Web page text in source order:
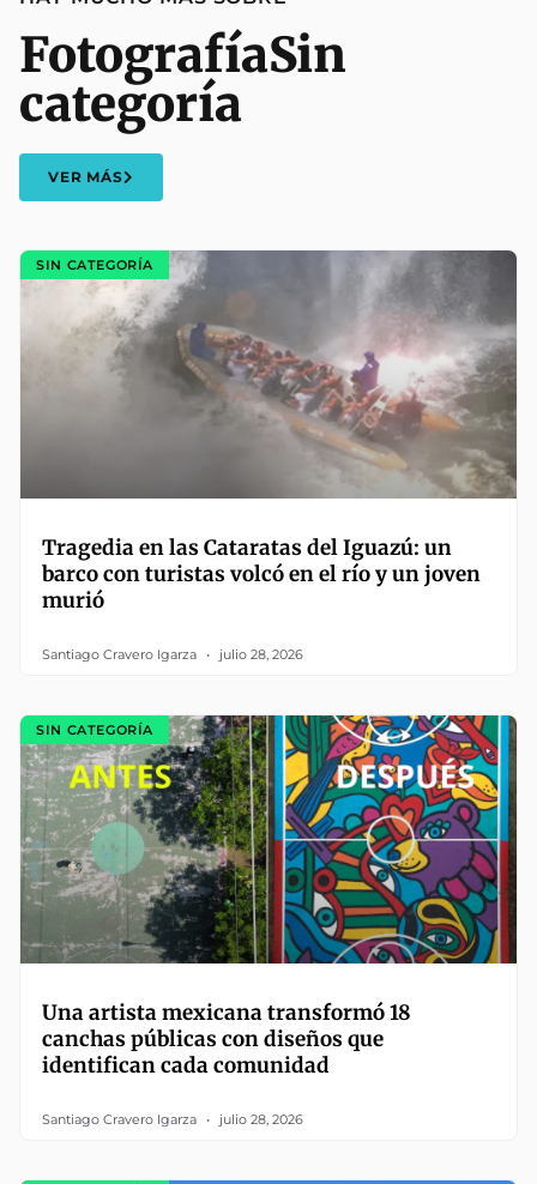
FotografíaSin
categoría
VER MÁS
SIN CATEGORÍA
Tragedia en las Cataratas del Iguazú: un
barco con turistas volcó en el río y un joven
murió
Santiago Cravero Igarza julio 28, 2026
SIN CATEGORÍA
Una artista mexicana transformó 18
canchas públicas con diseños que
identifican cada comunidad
Santiago Cravero Igarza julio 28, 2026